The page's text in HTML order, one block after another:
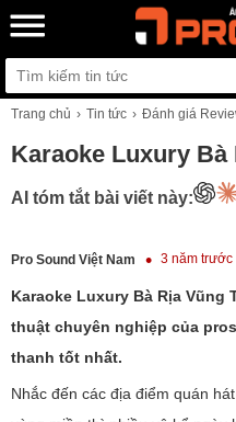
Trang chủ Tin tức Đánh giá
Karaoke Luxury Bà
AI tóm tắt bài viết này:
Pro Sound Việt Nam 3 năm trước
Karaoke Luxury Bà Rịa
thuật chuyên nghiệp của
thanh tốt nhất.
Nhắc đến các địa điểm quán